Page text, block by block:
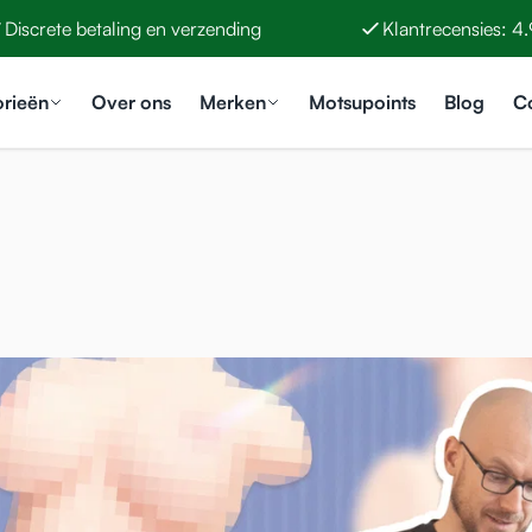
Discrete betaling en verzending Klantrecensies:
Over ons Merken Motsupoints Blog